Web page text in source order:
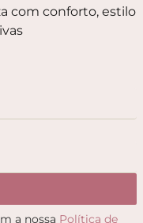
com conforto, estilo
a nossa Política de